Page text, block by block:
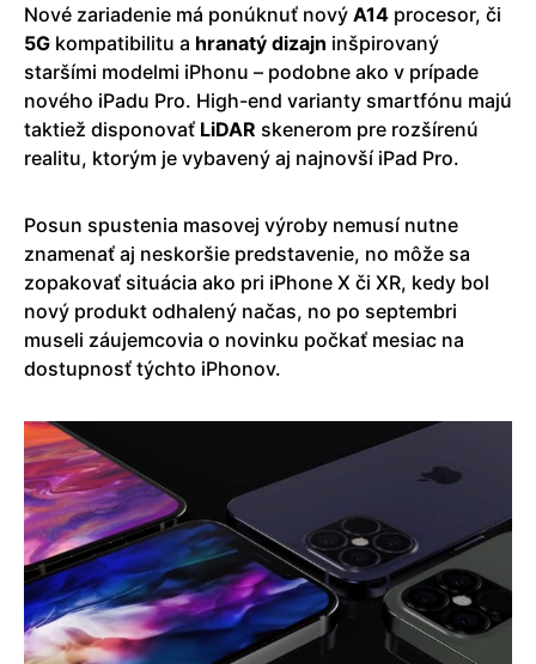
Nové zariadenie má ponúknuť nový A14 procesor, či
5G kompatibilitu a hranatý dizajn inšpirovaný
staršími modelmi iPhonu – podobne ako v prípade
nového iPadu Pro. High-end varianty smartfónu majú
taktiež disponovať LiDAR skenerom pre rozšírenú
realitu, ktorým je vybavený aj najnovší iPad Pro.
Posun spustenia masovej výroby nemusí nutne
znamenať aj neskoršie predstavenie, no môže sa
zopakovať situácia ako pri iPhone X či XR, kedy bol
nový produkt odhalený načas, no po septembri
museli záujemcovia o novinku počkať mesiac na
dostupnosť týchto iPhonov.